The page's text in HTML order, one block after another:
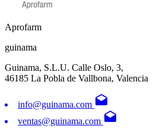
Aprofarm
guinama
Guinama, S.L.U. Calle Oslo, 3,
46185 La Pobla de Vallbona, Valencia
info@guinama.com drafts
ventas@guinama.com drafts